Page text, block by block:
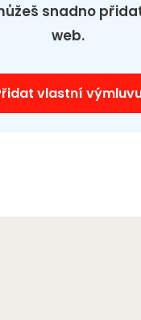
snadno
web.
vlastní